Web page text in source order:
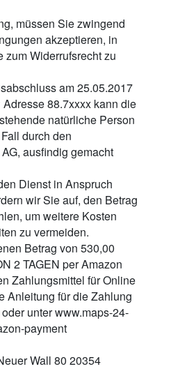
müssen Sie zwingend
akzeptieren, in
Widerrufsrecht zu
am 25.05.2017
88.7xxxx kann die
natürliche Person
durch den
ausfindig gemacht
Dienst in Anspruch
wir Sie auf, den Betrag
um weitere Kosten
zu vermeiden.
Betrag von 530,00
2 TAGEN per Amazon
Zahlungsmittel für Online
Anleitung für die Zahlung
unter www.maps-24-
payment
Wall 80 20354